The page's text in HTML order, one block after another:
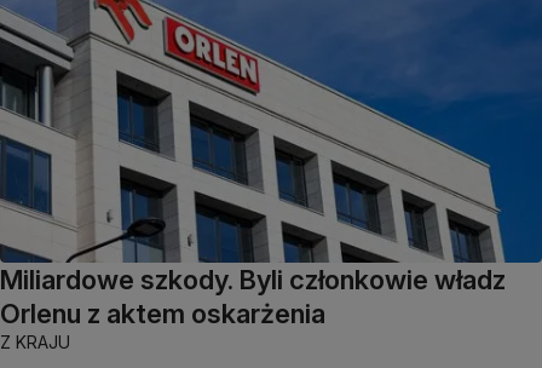
Miliardowe szkody. Byli członkowie władz
Orlenu z aktem oskarżenia
Z KRAJU